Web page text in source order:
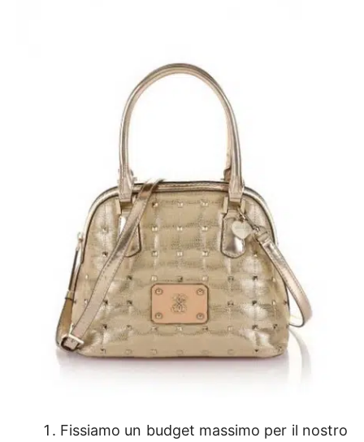
Fissiamo un budget massimo per il nostro